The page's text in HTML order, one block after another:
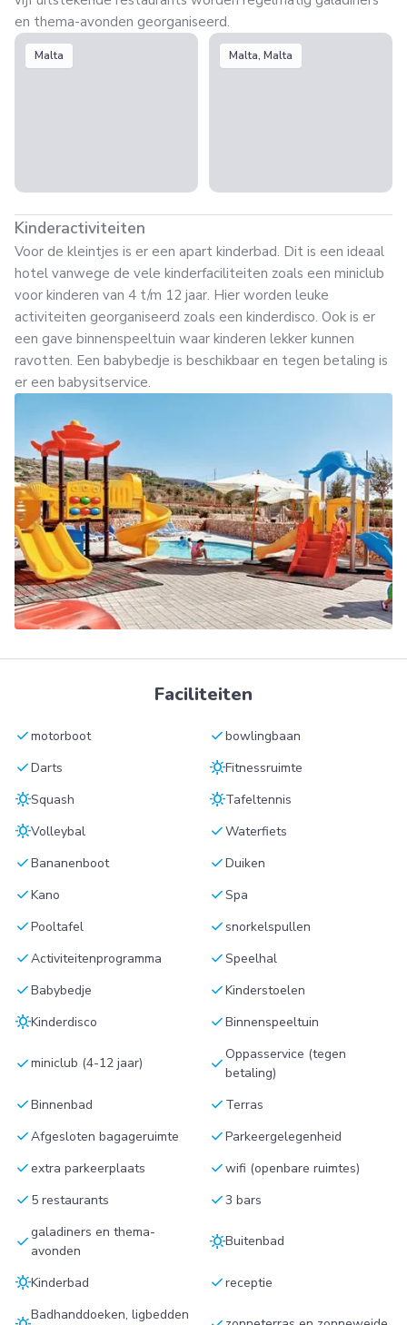
en thema-avonden georganiseerd.
Malta Malta, Malta
Kinderactiviteiten
Voor de kleintjes is er een apart kinderbad. Dit is een ideaal
hotel vanwege de vele kinderfaciliteiten zoals een miniclub
voor kinderen van 4 t/m 12 jaar. Hier worden leuke
activiteiten georganiseerd zoals een kinderdisco. Ook is er
een gave binnenspeeltuin waar kinderen lekker kunnen
ravotten. Een babybedje is beschikbaar en tegen betaling is
er een babysitservice.
Faciliteiten
checkmotorboot checkbowlingbaan
checkDarts sunnyFitnessruimte
sunnySquash sunnyTafeltennis
sunnyVolleybal checkWaterfiets
checkBananenboot checkDuiken
checkKano checkSpa
checkPooltafel check snorkelspullen
checkActiviteitenprogramma checkSpeelhal
checkBabybedje checkKinderstoelen
sunnyKinderdisco checkBinnenspeeltuin
checkminiclub (4-12 jaar) check Oppasservice (tegen
betaling)
checkBinnenbad check Terras
checkAfgesloten bagageruimte checkParkeergelegenheid
checkextra parkeerplaats checkwifi (openbare ruimtes)
check 5 restaurants check3 bars
checkgaladiners en thema-
avonden
sunnyBuitenbad
sunnyKinderbad checkreceptie
Badhanddoeken, ligbedden